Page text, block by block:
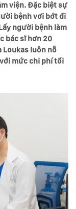
viện. Đặc biệt sự
bệnh vơi bớt đi
người bệnh làm
bác sĩ hơn 20
Loukas luôn nỗ
mức chi phí tối